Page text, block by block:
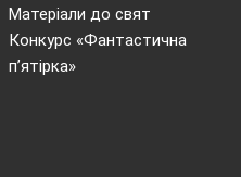
допоможе?
Сімка і Нолік
Матеріали до свят
Конкурс «Фантастична
п’ятірка»